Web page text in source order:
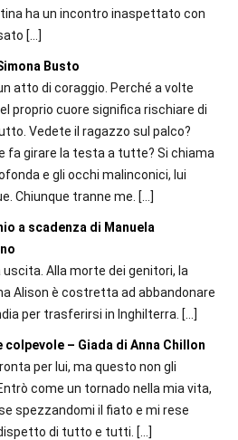
ha un incontro inaspettato con
[…]
Busto
atto di coraggio. Perché a volte
proprio cuore significa rischiare di
Vedete il ragazzo sul palco?
fa girare la testa a tutte? Si chiama
e gli occhi malinconici, lui
Chiunque tranne me. […]
a scadenza di Manuela
Alla morte dei genitori, la
Alison è costretta ad abbandonare
per trasferirsi in Inghilterra. […]
colpevole – Giada di Anna Chillon
per lui, ma questo non gli
come un tornado nella mia vita,
spezzandomi il fiato e mi rese
di tutto e tutti. […]